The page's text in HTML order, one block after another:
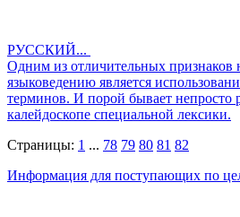
РУССКИЙ...
Одним из отличительных признаков
языковедению является
терминов. И порой бывает непросто
калейдоскопе специальной лексики.
Страницы: 1 ... 78 79 80 81 82
Информация для поступающих по